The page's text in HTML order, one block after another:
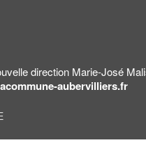
direction Marie-José
aubervilliers.fr